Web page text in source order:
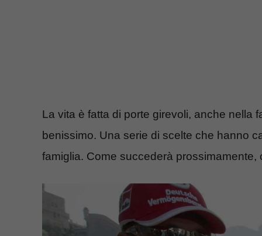
La vita è fatta di porte girevoli, anche nella
benissimo. Una serie di scelte che hanno
famiglia. Come succederà